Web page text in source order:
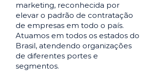
marketing, reconhecida por
elevar o padrão de contratação
de empresas em todo o país.
Atuamos em todos os estados do
Brasil, atendendo organizações
de diferentes portes e
segmentos.